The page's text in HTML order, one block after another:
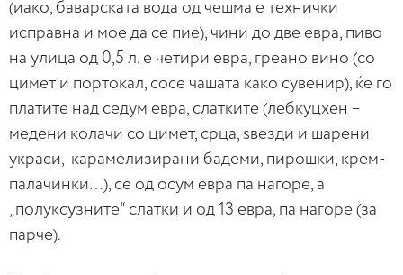
(иако, баварската вода од чешма е технички
исправна и мое да се пие), чини до две евра, пиво
на улица од 0,5 л. е четири евра, греано вино (со
цимет и портокал, сосе чашата како сувенир), ќе го
платите над седум евра, слатките (лебкуцхен –
медени колачи со цимет, срца, ѕвезди и шарени
украси, карамелизирани бадеми, пирошки, крем-
палачинки…), се од осум евра па нагоре, а
„полуксузните“ слатки и од 13 евра, па нагоре (за
парче).